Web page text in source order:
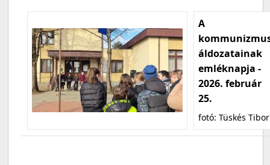
A
áldozatainak
emléknapja -
2026. február
25.
fotó: Tüskés Tibor